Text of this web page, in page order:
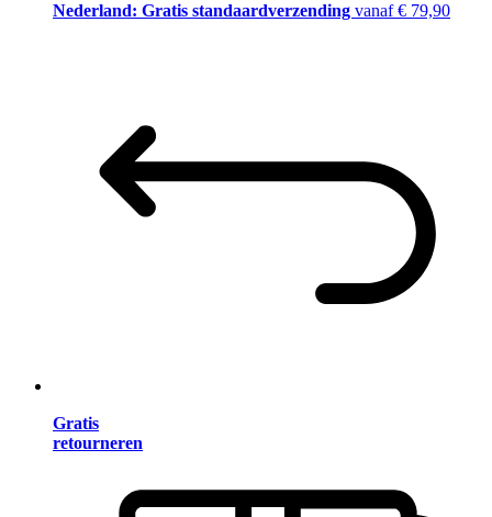
Nederland: Gratis standaardverzending vanaf € 79,90
Gratis
retourneren